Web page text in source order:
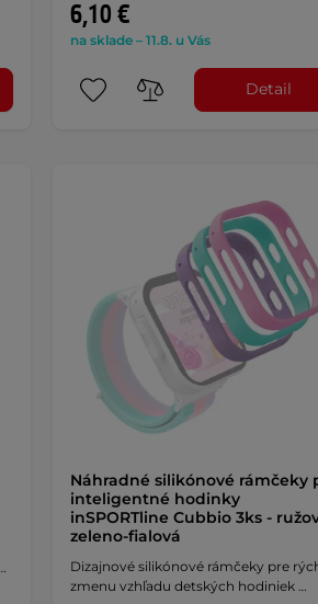
6,10 €
na sklade – 11.8. u Vás
Detail
Náhradné silikónové rámčeky
inteligentné hodinky
inSPORTline Cubbio 3ks -
zeleno-fialová
Dizajnové silikónové rámčeky pre
zmenu vzhľadu detských hodiniek …